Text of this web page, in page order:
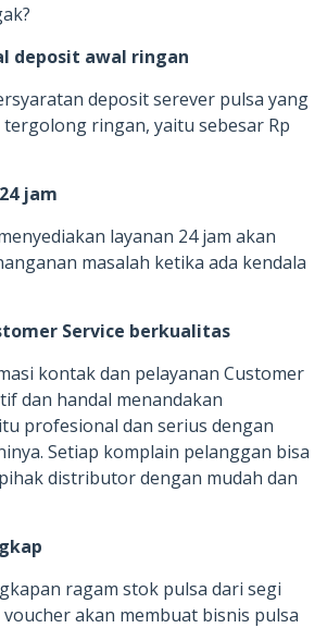
deposit awal ringan
deposit serever pulsa yang
ringan, yaitu sebesar Rp
jam
layanan 24 jam akan
masalah ketika ada kendala
Service berkualitas
kontak dan pelayanan Customer
dan handal menandakan
profesional dan serius dengan
Setiap komplain pelanggan bisa
distributor dengan mudah dan
ragam stok pulsa dari segi
akan membuat bisnis pulsa